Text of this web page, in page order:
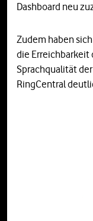
Dashboard neu
Zudem haben
die Erreichbarkeit
Sprachqualität
RingCentral